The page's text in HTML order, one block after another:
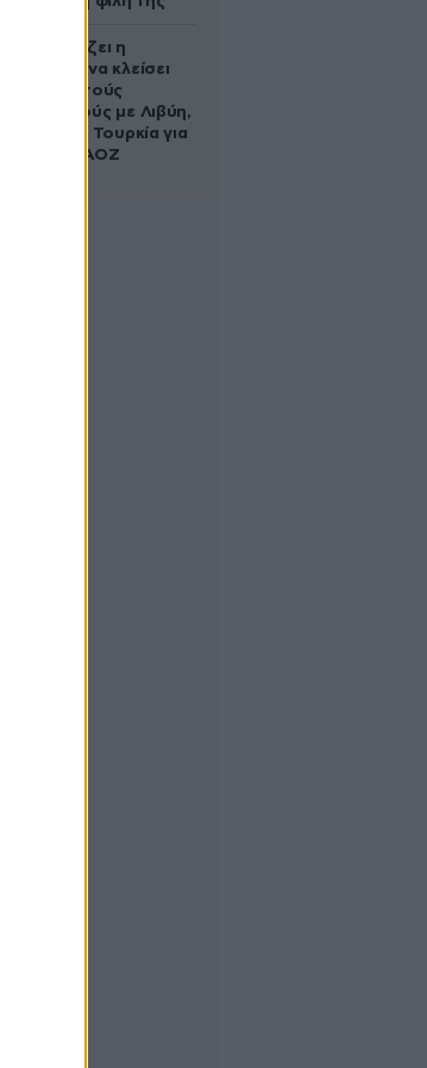
Πώς σχεδιάζει η
κυβέρνηση να κλείσει
τους ανοιχτούς
λογαριασμούς με Λιβύη,
Αλβανία και Τουρκία για
τη χάραξη ΑΟΖ